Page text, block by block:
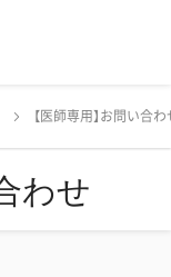
【医師専用】お問い合わ
わせ